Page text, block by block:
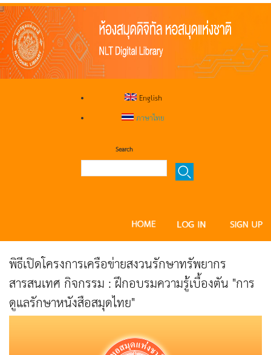
English
ภาษาไทย
Search
พิธีเปิดโครงการเครือข่ายสงวนรักษาทรัพยากร
สารสนเทศ กิจกรรม : ฝึกอบรมความรู้เบื้องตัน "การ
ดูแลรักษาหนังสือสมุดไทย"